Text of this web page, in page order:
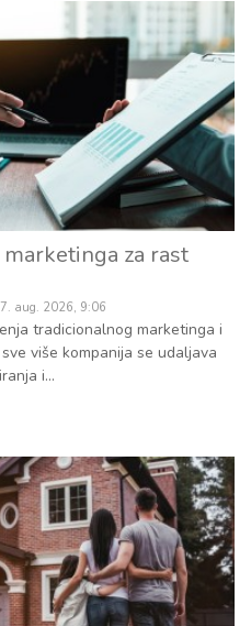
za rast
7. aug. 2026, 9:06
tradicionalnog marketinga i
više kompanija se udaljava
i...